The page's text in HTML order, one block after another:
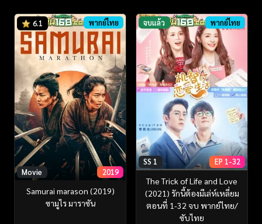
6.1 พากย์ไทย
Movie 2019
Samurai marason (2019)
ซามูไร มาราซัน
จบแล้ว พากย์ไทย
SS 1 EP 1-32
The Trick of Life and Love
(2021) รักนี้ต้องมีเล่ห์เหลี่ยม
ตอนที่ 1-32 จบ พากย์ไทย/
ซับไทย